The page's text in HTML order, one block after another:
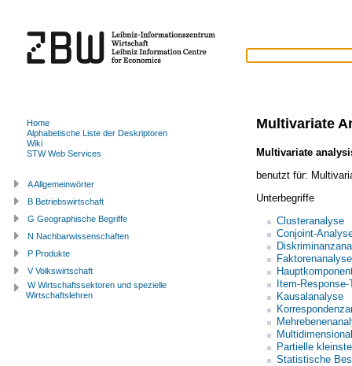
Multivariate
Multivariate
benutzt für:
Unterbegriffe
Clusteranalyse
Conjoint-
Faktorenanalyse
Item-Response-
Kausalanalyse
Partielle
Statistische
Home
Alphabetische Liste der Deskriptoren
Wiki
STW Web Services
A Allgemeinwörter
B Betriebswirtschaft
G Geographische Begriffe
N Nachbarwissenschaften
P Produkte
V Volkswirtschaft
W Wirtschaftssektoren und spezielle
Wirtschaftslehren